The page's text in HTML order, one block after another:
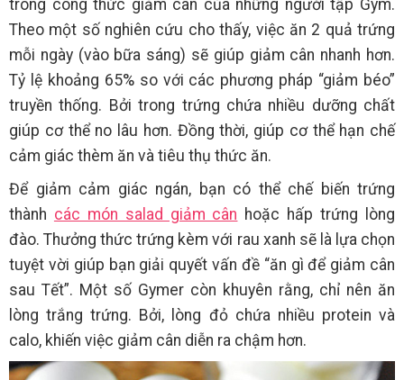
trong công thức giảm cân của những người tập Gym.
Theo một số nghiên cứu cho thấy, việc ăn 2 quả trứng
mỗi ngày (vào bữa sáng) sẽ giúp giảm cân nhanh hơn.
Tỷ lệ khoảng 65% so với các phương pháp “giảm béo”
truyền thống. Bởi trong trứng chứa nhiều dưỡng chất
giúp cơ thể no lâu hơn. Đồng thời, giúp cơ thể hạn chế
cảm giác thèm ăn và tiêu thụ thức ăn.
Để giảm cảm giác ngán, bạn có thể chế biến trứng
thành các món salad giảm cân hoặc hấp trứng lòng
đào. Thưởng thức trứng kèm với rau xanh sẽ là lựa chọn
tuyệt vời giúp bạn giải quyết vấn đề “ăn gì để giảm cân
sau Tết”. Một số Gymer còn khuyên rằng, chỉ nên ăn
lòng trắng trứng. Bởi, lòng đỏ chứa nhiều protein và
calo, khiến việc giảm cân diễn ra chậm hơn.